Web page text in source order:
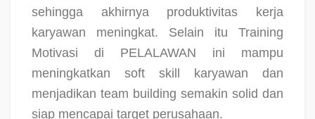
sehingga akhirnya produktivitas kerja
karyawan meningkat. Selain itu Training
Motivasi di PELALAWAN ini mampu
meningkatkan soft skill karyawan dan
menjadikan team building semakin solid dan
siap mencapai target perusahaan.